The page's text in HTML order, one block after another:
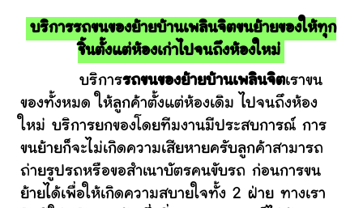
บริการรถขนของย้ายบ้านเพลินจิตขนย้ายของให้ทุก
ชิ้นตั้งแต่ห้องเก่าไปจนถึงห้องใหม่
บริการรถขนของย้ายบ้านเพลินจิตเราขน
ของทั้งหมด ให้ลูกค้าตั้งแต่ห้องเดิม ไปจนถึงห้อง
ใหม่ บริการยกของโดยทีมงานมีประสบการณ์ การ
ขนย้ายก็จะไม่เกิดความเสียหายครับลูกค้าสามารถ
ถ่ายรูปรถหรือขอสำเนาบัตรคนขับรถ ก่อนการขน
ย้ายได้เพื่อให้เกิดความสบายใจทั้ง 2 ฝ่าย ทางเรา